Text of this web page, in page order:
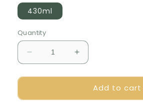
430ml
Quantity
Decrease
quantity
for
Intelligente
Increase
quantity
for
Intelligente
Add to cart